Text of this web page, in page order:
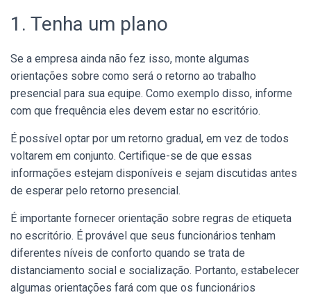
1. Tenha um plano
Se a empresa ainda não fez isso, monte algumas
orientações sobre como será o retorno ao trabalho
presencial para sua equipe. Como exemplo disso, informe
com que frequência eles devem estar no escritório.
É possível optar por um retorno gradual, em vez de todos
voltarem em conjunto. Certifique-se de que essas
informações estejam disponíveis e sejam discutidas antes
de esperar pelo retorno presencial.
É importante fornecer orientação sobre regras de etiqueta
no escritório. É provável que seus funcionários tenham
diferentes níveis de conforto quando se trata de
distanciamento social e socialização. Portanto, estabelecer
algumas orientações fará com que os funcionários